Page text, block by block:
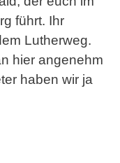
führt. Ihr
Lutherweg.
hier angenehm
haben wir ja